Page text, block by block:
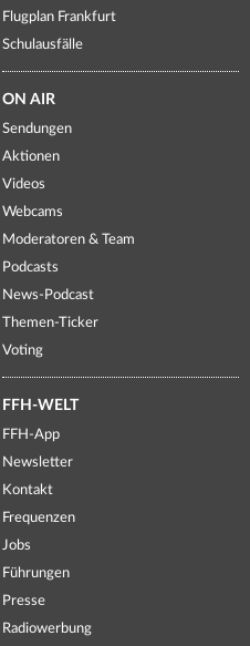
Flugplan Frankfurt
Schulausfälle
ON AIR
Sendungen
Aktionen
Videos
Webcams
Moderatoren & Team
Podcasts
News-Podcast
Themen-Ticker
Voting
FFH-WELT
FFH-App
Newsletter
Kontakt
Frequenzen
Jobs
Führungen
Presse
Radiowerbung